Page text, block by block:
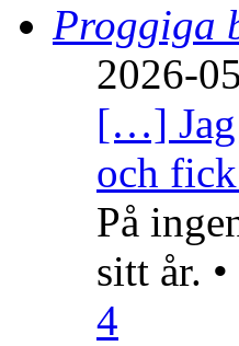
Proggiga
2026-
[…] Jag
och
På
sitt år.
4